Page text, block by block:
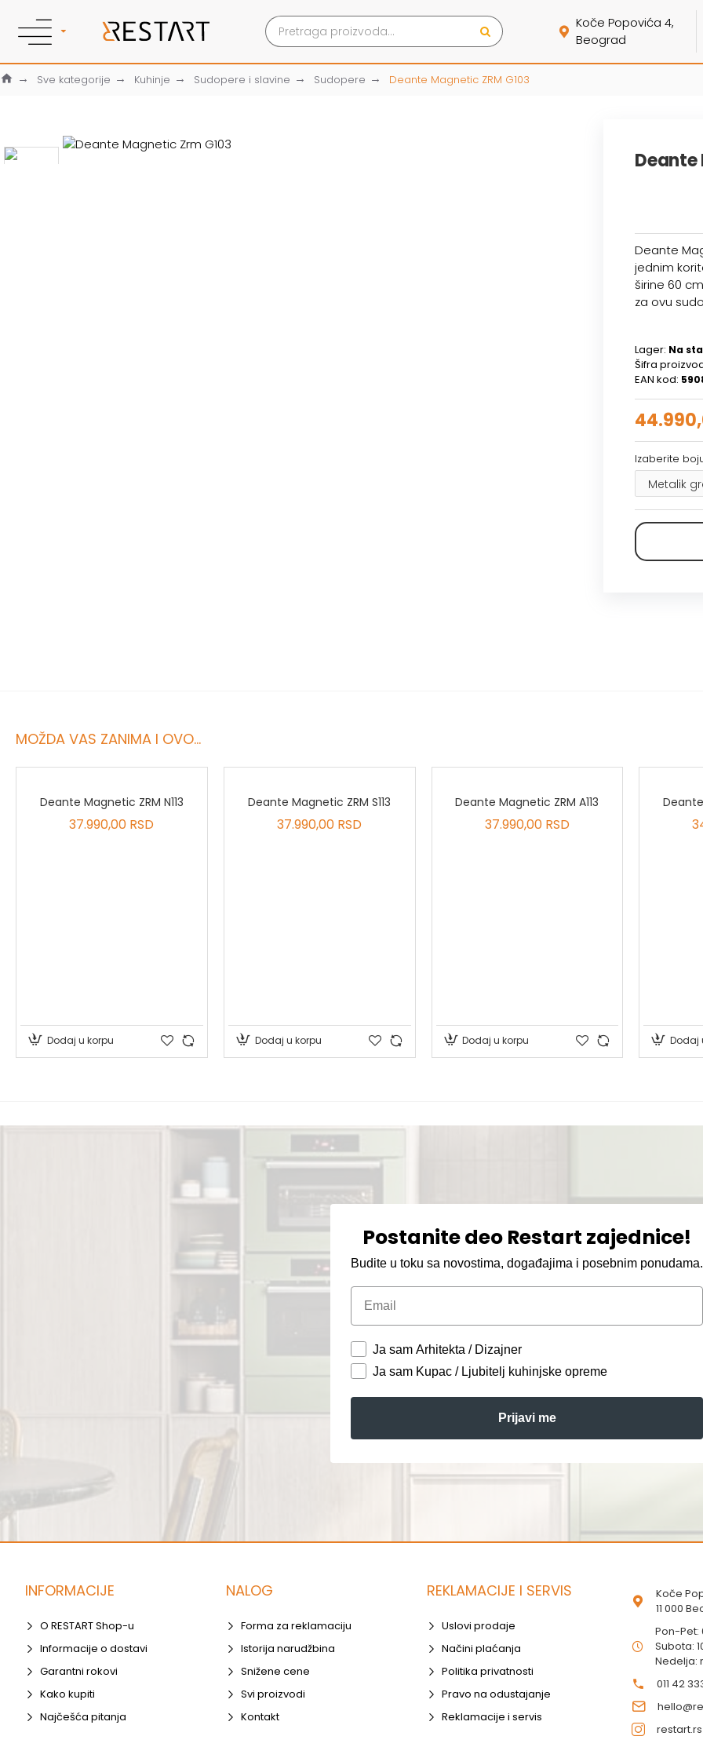
Koče Popovića 4,
Beograd
Sve kategorije Kuhinje Sudopere i slavine Sudopere Deante Magnetic ZRM G103
Deante
Deante
jednim
širine 60
za ovu
Lager: Na
Šifra
EAN kod:
Izaberite
MOŽDA VAS ZANIMA I OVO...
Deante Magnetic ZRM N113
37.990,00 RSD
Dodaj u korpu
Deante Magnetic ZRM S113
37.990,00 RSD
Dodaj u korpu
Deante Magnetic ZRM A113
37.990,00 RSD
Dodaj u korpu
Deante
Dodaj
Postanite deo Restart zajednice!
Budite u toku sa novostima, događajima i posebnim ponudama.
Email
Ja sam Arhitekta / Dizajner
Ja sam Kupac / Ljubitelj kuhinjske opreme
Prijavi me
INFORMACIJE
O RESTART Shop-u
Informacije o dostavi
Garantni rokovi
Kako kupiti
Najčešća pitanja
NALOG
Forma za reklamaciju
Istorija narudžbina
Snižene cene
Svi proizvodi
Kontakt
REKLAMACIJE I SERVIS
Uslovi prodaje
Načini plaćanja
Politika privatnosti
Pravo na odustajanje
Reklamacije i servis
Koče
11 000
Pon-Pet:
Subota:
Nedelja:
011 42
restart.rs